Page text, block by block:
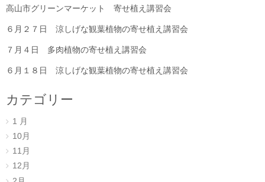
高山市グリーンマーケット 寄せ植え講習会
６月２７日 涼しげな観葉植物の寄せ植え講習会
７月４日 多肉植物の寄せ植え講習会
６月１８日 涼しげな観葉植物の寄せ植え講習会
カテゴリー
1 月
10月
11月
12月